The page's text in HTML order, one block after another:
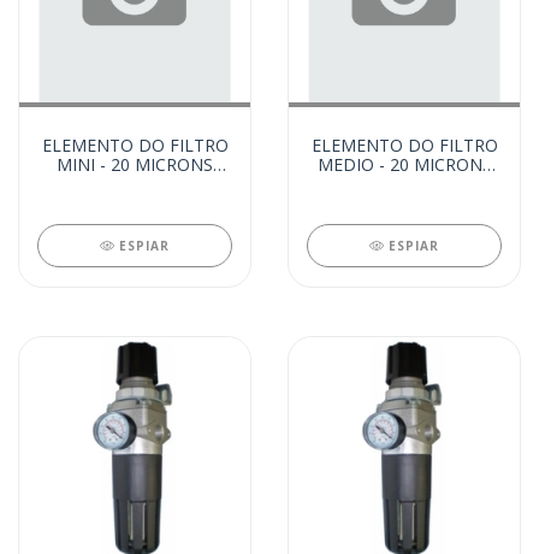
ELEMENTO DO FILTRO
MINI - 20 MICRONS
ESPIAR
ELEMENTO DO FILTRO
MEDIO - 20 MICRONS
ESPIAR